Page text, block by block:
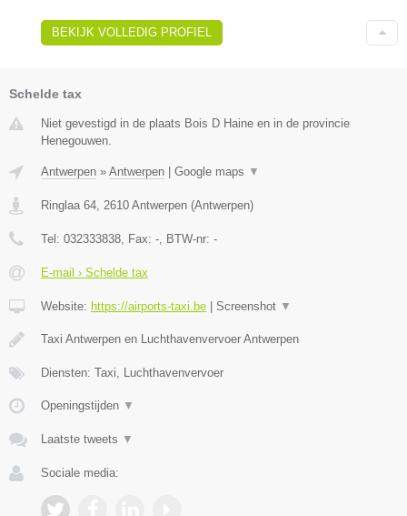
BEKIJK VOLLEDIG PROFIEL
Schelde tax
Niet gevestigd in de plaats Bois D Haine en in de provincie
Henegouwen.
Antwerpen » Antwerpen Google maps ▼
Ringlaa 64, 2610 Antwerpen (Antwerpen)
Tel: 032333838, Fax: -, BTW-nr: -
E-mail › Schelde tax
Website: https://airports-taxi.be Screenshot ▼
Taxi Antwerpen en Luchthavenvervoer Antwerpen
Diensten: Taxi, Luchthavenvervoer
Openingstijden ▼
Laatste tweets ▼
Sociale media: